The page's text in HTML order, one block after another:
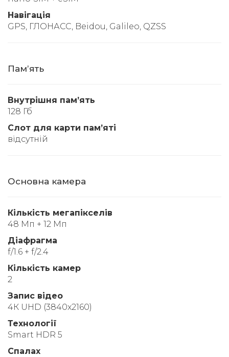
Навігація
GPS, ГЛОНАСС, Beidou, Galileo, QZSS
Памʼять
Внутрішня памʼять
128 Гб
Слот для карти памʼяті
відсутній
Основна камера
Кількість мегапікселів
48 Мп + 12 Мп
Діафрагма
f/1.6 + f/2.4
Кількість камер
2
Запис відео
4К UHD (3840x2160)
Технології
Smart HDR 5
Спалах